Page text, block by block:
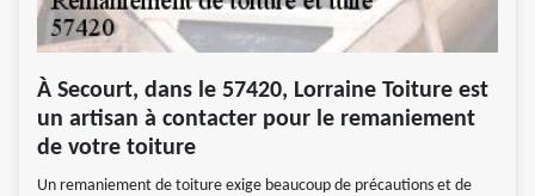
À Secourt, dans le 57420, Lorraine Toiture est
un artisan à contacter pour le remaniement
de votre toiture
Un remaniement de toiture exige beaucoup de précautions et de